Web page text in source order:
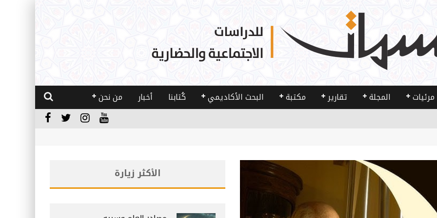
مرئيات المجلة تقارير مكتبة البحث الأكاديمي كُتابنا أخبار من نحن
الأكثر زيارة